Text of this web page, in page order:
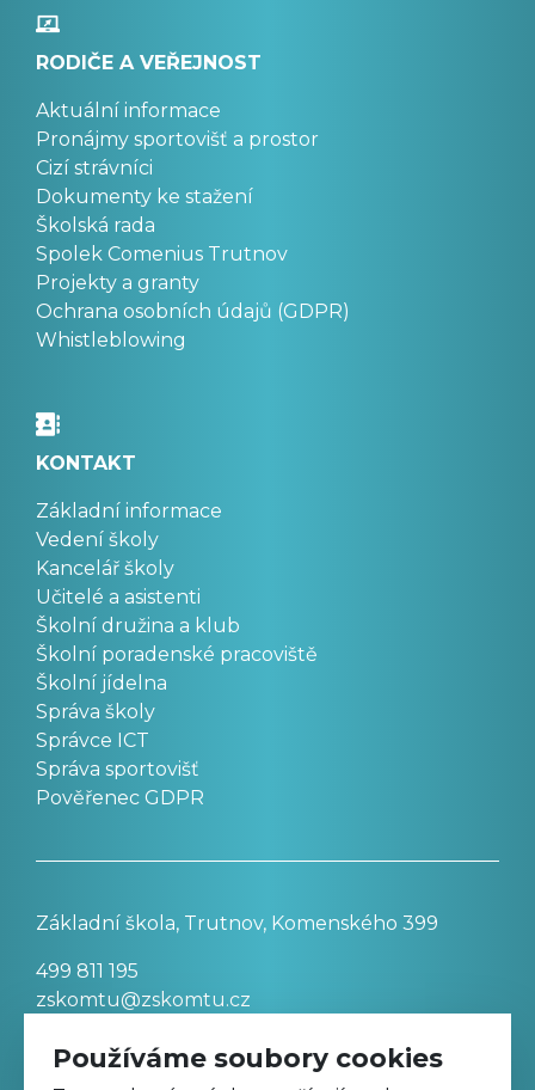
RODIČE A VEŘEJNOST
Aktuální informace
Pronájmy sportovišť a prostor
Cizí strávníci
Dokumenty ke stažení
Školská rada
Spolek Comenius Trutnov
Projekty a granty
Ochrana osobních údajů (GDPR)
Whistleblowing
KONTAKT
Základní informace
Vedení školy
Kancelář školy
Učitelé a asistenti
Školní družina a klub
Školní poradenské pracoviště
Školní jídelna
Správa školy
Správce ICT
Správa sportovišť
Pověřenec GDPR
Základní škola, Trutnov, Komenského 399
499 811 195
zskomtu@zskomtu.cz
Používáme soubory cookies